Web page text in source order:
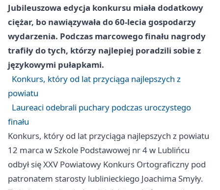
Jubileuszowa edycja konkursu miała dodatkowy
ciężar, bo nawiązywała do 60-lecia gospodarzy
wydarzenia. Podczas marcowego finału nagrody
trafiły do tych, którzy najlepiej poradzili sobie z
językowymi pułapkami.
Konkurs, który od lat przyciąga najlepszych z
powiatu
Laureaci odebrali puchary podczas uroczystego
finału
Konkurs, który od lat przyciąga najlepszych z powiatu
12 marca w Szkole Podstawowej nr 4 w Lublińcu
odbył się XXV Powiatowy Konkurs Ortograficzny pod
patronatem starosty lublinieckiego Joachima Smyły.